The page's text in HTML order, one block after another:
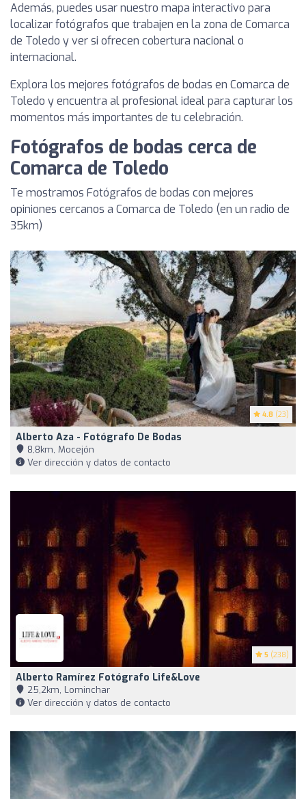
Además, puedes usar nuestro mapa interactivo para
localizar fotógrafos que trabajen en la zona de Comarca
de Toledo y ver si ofrecen cobertura nacional o
internacional.
Explora los mejores fotógrafos de bodas en Comarca de
Toledo y encuentra al profesional ideal para capturar los
momentos más importantes de tu celebración.
Fotógrafos de bodas cerca de
Comarca de Toledo
Te mostramos Fotógrafos de bodas con mejores
opiniones cercanos a Comarca de Toledo (en un radio de
35km)
4.8 (23)
Alberto Aza - Fotógrafo De Bodas
8,8km, Mocejón
Ver dirección y datos de contacto
5 (238)
Alberto Ramírez Fotógrafo Life&Love
25,2km, Lominchar
Ver dirección y datos de contacto